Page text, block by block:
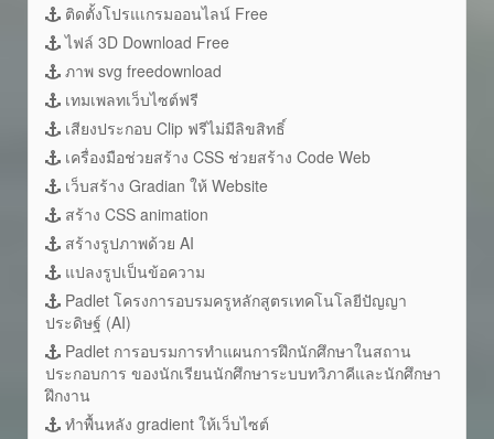
ติดตั้งโปรแเกรมออนไลน์ Free
ไฟล์ 3D Download Free
ภาพ svg freedownload
เทมเพลทเว็บไซต์ฟรี
เสียงประกอบ Clip ฟรีไม่มีลิขสิทธิ์
เครื่องมือช่วยสร้าง CSS ช่วยสร้าง Code Web
เว็บสร้าง Gradian ให้ Website
สร้าง CSS animation
สร้างรูปภาพด้วย AI
แปลงรูปเป็นข้อความ
Padlet โครงการอบรมครูหลักสูตรเทคโนโลยีปัญญา
ประดิษฐ์ (AI)
Padlet การอบรมการทำแผนการฝึกนักศึกษาในสถาน
ประกอบการ ของนักเรียนนักศึกษาระบบทวิภาคีและนักศึกษา
ฝึกงาน
ทำพื้นหลัง gradient ให้เว็บไซต์